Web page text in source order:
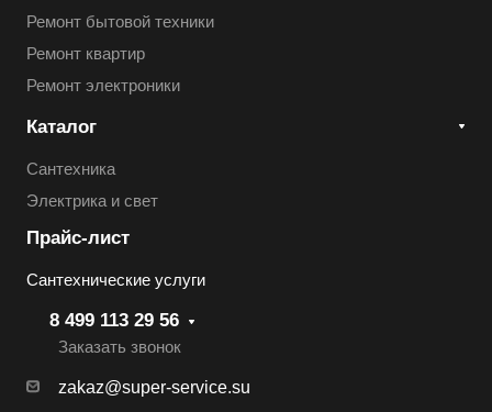
Ремонт бытовой техники
Ремонт квартир
Ремонт электроники
Каталог
Сантехника
Электрика и свет
Прайс-лист
Сантехнические услуги
8 499 113 29 56
Заказать звонок
zakaz@super-service.su